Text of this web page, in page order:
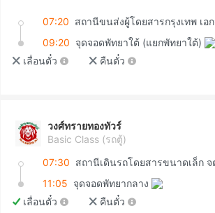
07:20 สถานีขนส่งผู้โดยสารกรุงเทพ เอ
09:20 จุดจอดพัทยาใต้ (แยกพัทยาใต้)
เลื่อนตั๋ว
คืนตั๋ว
วงศ์ทรายทองทัวร์
Basic Class (รถตู้)
07:30
11:05 จุดจอดพัทยากลาง
เลื่อนตั๋ว
คืนตั๋ว